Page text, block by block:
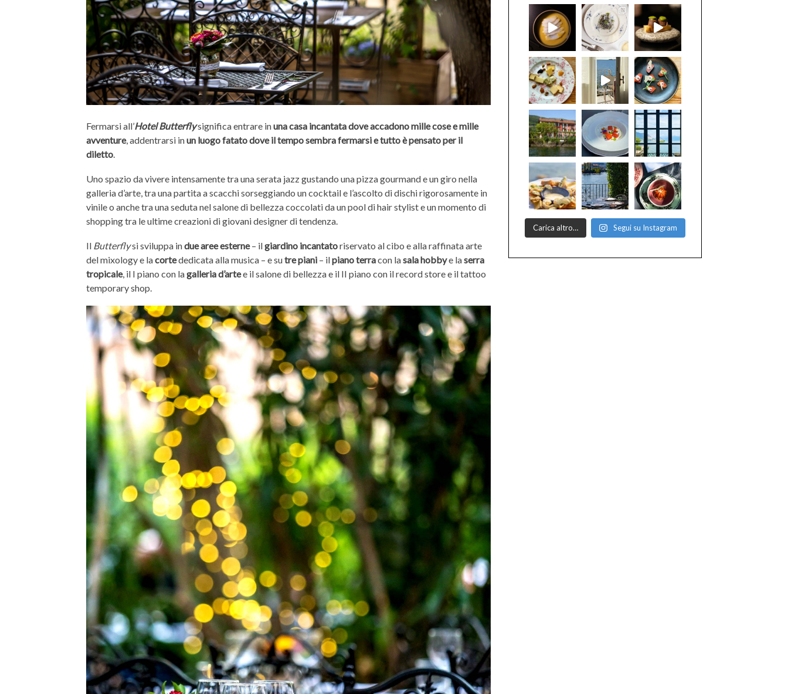
Fermarsi all’Hotel Butterflysignifica entrare inuna casa incantata dove accadono mille cose e mille
avventure, addentrarsi inun luogo fatatodove il tempo sembra fermarsi e tutto è pensato per il
diletto.
Uno spazio da vivere intensamente tra una serata jazz gustando una pizza gourmand e un giro nella
galleria d’arte, tra una partita a scacchi sorseggiando un cocktail e l’ascolto di dischi rigorosamente in
vinile o anche tra una seduta nel salone di bellezza coccolati da un pool di hair stylist e un momento di
shopping tra le ultime creazioni di giovani designer di tendenza.
Il Butterflysi sviluppa indue aree esterne– ilgiardino incantatoriservato al cibo e alla raffinata arte
del mixology e lacortededicata alla musica – e sutre piani – ilpiano terracon lasala hobbye laserra
tropicale, il I piano con lagalleria d’artee il salone di bellezza e il II piano con il record store e il tattoo
temporary shop.
Carica altro… Segui su Instagram